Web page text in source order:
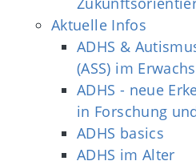
Aktuelle Infos
ADHS &
(ASS) im
ADHS - neue
in Forschung
ADHS basics
ADHS im Alter